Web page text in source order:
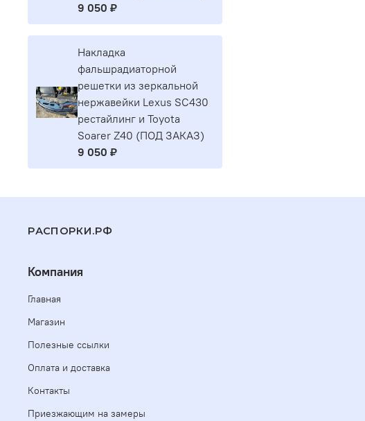
9 050 ₽
Накладка
фальшрадиаторной
решетки из зеркальной
нержавейки Lexus SC430
рестайлинг и Toyota
Soarer Z40 (ПОД ЗАКАЗ)
9 050 ₽
РАСПОРКИ.РФ
Компания
Главная
Магазин
Полезные ссылки
Оплата и доставка
Контакты
Приезжающим на замеры